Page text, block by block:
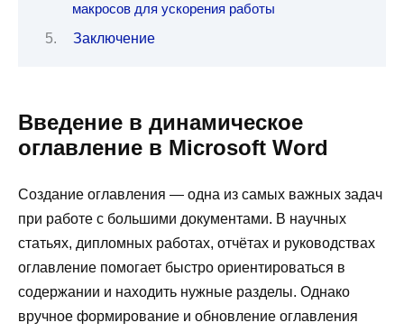
макросов для ускорения работы
Заключение
Введение в динамическое
оглавление в Microsoft Word
Создание оглавления — одна из самых важных задач
при работе с большими документами. В научных
статьях, дипломных работах, отчётах и руководствах
оглавление помогает быстро ориентироваться в
содержании и находить нужные разделы. Однако
вручное формирование и обновление оглавления